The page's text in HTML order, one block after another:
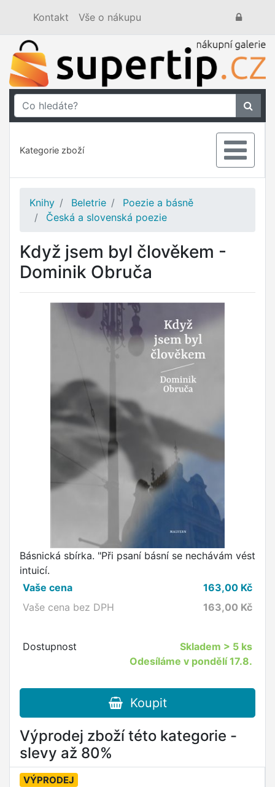
Kontakt Vše o nákupu
Kategorie zboží
Knihy Beletrie
Poezie a básně
Česká a slovenská poezie
Když jsem byl člověkem -
Dominik Obruča
Básnická sbírka. "Při psaní básní se nechávám vést
intuicí.
Vaše cena
163,00 Kč
Vaše cena bez DPH
163,00 Kč
Dostupnost Skladem > 5 ks
Odesíláme v pondělí 17.8.
Koupit
Výprodej zboží této kategorie -
slevy až 80%
VÝPRODEJ